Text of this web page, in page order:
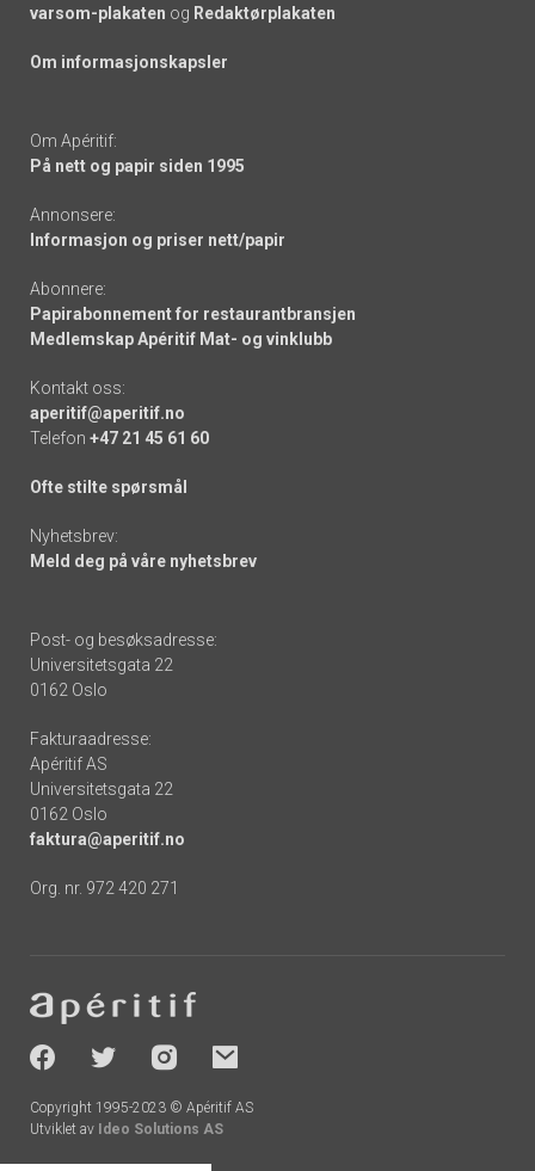
varsom-plakaten og Redaktørplakaten
Om informasjonskapsler
Om Apéritif:
På nett og papir siden 1995
Annonsere:
Informasjon og priser nett/papir
Abonnere:
Papirabonnement for restaurantbransjen
Medlemskap Apéritif Mat- og vinklubb
Kontakt oss:
aperitif@aperitif.no
Telefon +47 21 45 61 60
Ofte stilte spørsmål
Nyhetsbrev:
Meld deg på våre nyhetsbrev
Post- og besøksadresse:
Universitetsgata 22
0162 Oslo
Fakturaadresse:
Apéritif AS
Universitetsgata 22
0162 Oslo
faktura@aperitif.no
Org. nr. 972 420 271
-
socials
Copyright 1995-2023 © Apéritif AS
Utviklet av Ideo Solutions AS